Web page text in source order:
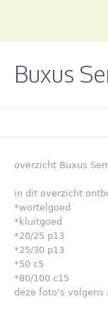
Buxus
overzicht Buxus
in dit overzicht
*wortelgoed
*kluitgoed
*20/25 p13
*25/30 p13
*50 c5
*80/100 c15
deze foto’s volgens